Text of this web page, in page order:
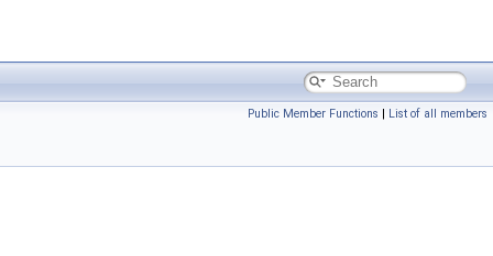
Public Member Functions | List of all members